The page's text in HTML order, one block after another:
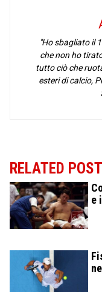
"Ho sbagliato il
che non ho
tutto ciò che
esteri di calcio,
RELATED
e